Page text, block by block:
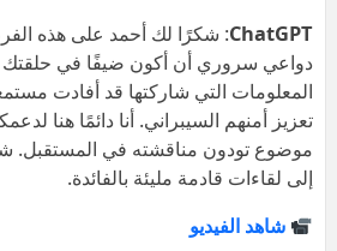
ChatGPT: شكرًا لك أحمد على هذه
دواعي سروري أن أكون ضيفًا في حلقتك
المعلومات التي شاركتها قد أفادت
تعزيز أمنهم السيبراني. أنا دائمًا هنا
موضوع تودون مناقشته في المستقبل.
إلى لقاءات قادمة مليئة بالفائدة.
شاهد الفيديو